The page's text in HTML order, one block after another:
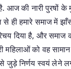
आज की नारी पुरषों
से ही हमारे समाज में
दिया है, और समाज
महिलाओं को वह
जुड़े निर्णय स्वयं लेने